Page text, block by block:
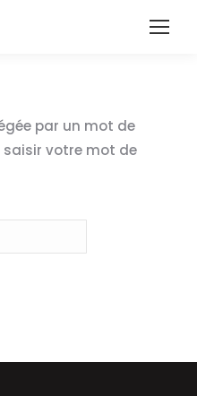
par un mot de
saisir votre mot de